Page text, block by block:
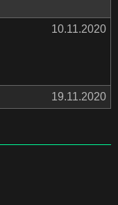
10.11.2020
19.11.2020